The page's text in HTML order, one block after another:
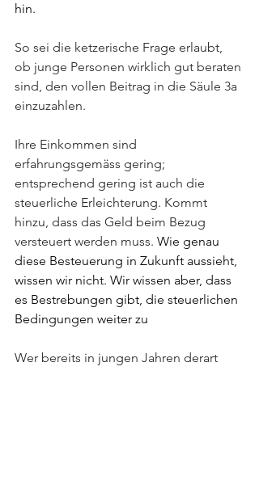
hin.
So sei die ketzerische Frage erlaubt,
ob junge Personen wirklich gut beraten
sind, den vollen Beitrag in die Säule 3a
einzuzahlen.
Ihre Einkommen sind
erfahrungsgemäss gering;
entsprechend gering ist auch die
steuerliche Erleichterung. Kommt
hinzu, dass das Geld beim Bezug
versteuert werden muss. Wie genau
diese Besteuerung in Zukunft aussieht,
wissen wir nicht. Wir wissen aber, dass
es Bestrebungen gibt, die steuerlichen
Bedingungen weiter zu
Wer bereits in jungen Jahren derart